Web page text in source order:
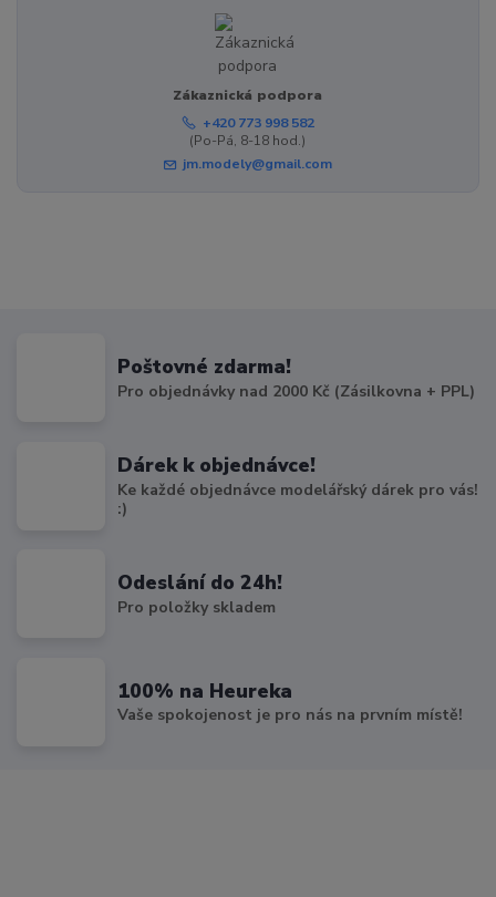
Zákaznická podpora
+420 773 998 582
(Po-Pá, 8-18 hod.)
jm.modely@gmail.com
Poštovné zdarma!
Pro objednávky nad 2000 Kč (Zásilkovna + PPL)
Dárek k objednávce!
Ke každé objednávce modelářský dárek pro vás!
:)
Odeslání do 24h!
Pro položky skladem
100% na Heureka
Vaše spokojenost je pro nás na prvním místě!